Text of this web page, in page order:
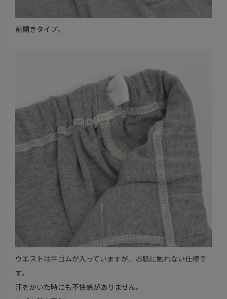
前開きタイプ。
ウエストは平ゴムが入っていますが、お肌に触れない仕様で
す。
汗をかいた時にも不快感がありません。